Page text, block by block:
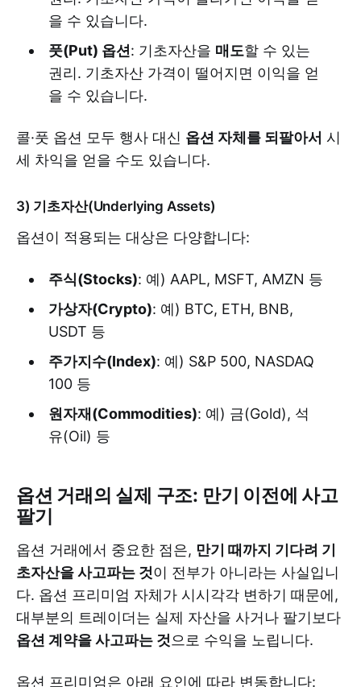
을 수 있습니다.
풋(Put) 옵션: 기초자산을 매도할 수 있는
권리. 기초자산 가격이 떨어지면 이익을 얻
을 수 있습니다.
콜·풋 옵션 모두 행사 대신 옵션 자체를 되팔아서 시
세 차익을 얻을 수도 있습니다.
3) 기초자산(Underlying Assets)
옵션이 적용되는 대상은 다양합니다:
주식(Stocks): 예) AAPL, MSFT, AMZN 등
가상자(Crypto): 예) BTC, ETH, BNB,
USDT 등
주가지수(Index): 예) S&P 500, NASDAQ
100 등
원자재(Commodities): 예) 금(Gold), 석
유(Oil) 등
옵션 거래의 실제 구조: 만기 이전에 사고
팔기
옵션 거래에서 중요한 점은, 만기 때까지 기다려 기
초자산을 사고파는 것이 전부가 아니라는 사실입니
다. 옵션 프리미엄 자체가 시시각각 변하기 때문에,
대부분의 트레이더는 실제 자산을 사거나 팔기보다
옵션 계약을 사고파는 것 으로 수익을 노립니다.
옵션 프리미엄은 아래 요인에 따라 변동합니다: